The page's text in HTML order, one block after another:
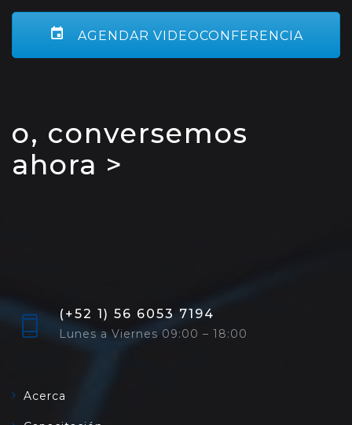
AGENDAR VIDEOCONFERENCIA
o, conversemos
ahora >
(+52 1) 56 6053 7194
Lunes a Viernes 09:00 – 18:00
Acerca